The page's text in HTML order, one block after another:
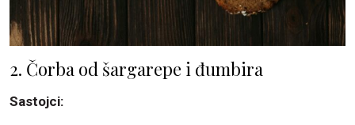
2. Čorba od šargarepe i đumbira
Sastojci: